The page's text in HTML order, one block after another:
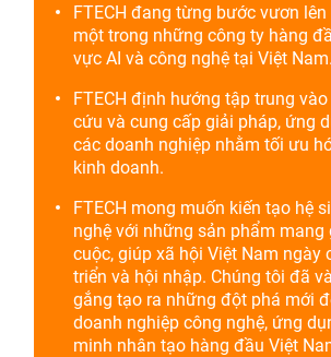
FTECH đang từng bước vươn
một trong những công ty hàng
vực AI và công nghệ tại Việt Nam.
FTECH định hướng tập trung
cứu và cung cấp giải pháp, ứng
các doanh nghiệp nhằm tối ưu
kinh doanh.
FTECH mong muốn kiến tạo hệ
nghệ với những sản phẩm mang
cuộc, giúp xã hội Việt Nam ngày
triển và hội nhập. Chúng tôi đã
gắng tạo ra những đột phá mới
doanh nghiệp công nghệ, ứng
minh nhân tạo hàng đầu Việt